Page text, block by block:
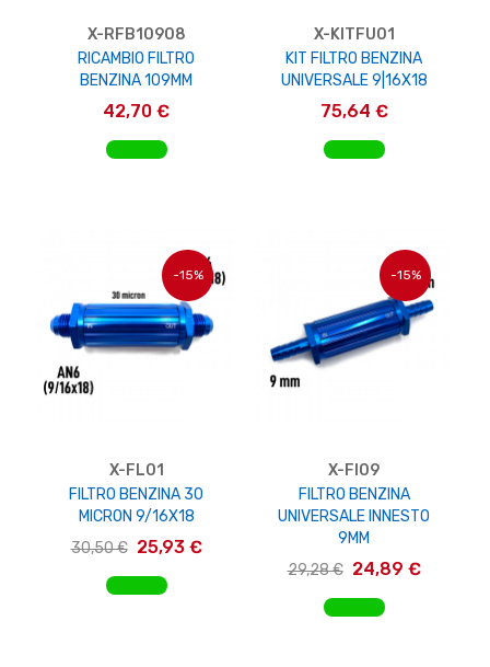
X-RFB10908
RICAMBIO FILTRO
BENZINA 109MM
42,70 €
AGGIUNGI AL CARRELLO
X-KITFU01
KIT FILTRO BENZINA
UNIVERSALE 9|16X18
75,64 €
AGGIUNGI AL CARRELLO
-15%
X-FL01
FILTRO BENZINA 30
MICRON 9/16X18
30,50 € 25,93 €
AGGIUNGI AL CARRELLO
-15%
X-FI09
FILTRO BENZINA
UNIVERSALE INNESTO
9MM
29,28 € 24,89 €
AGGIUNGI AL CARRELLO